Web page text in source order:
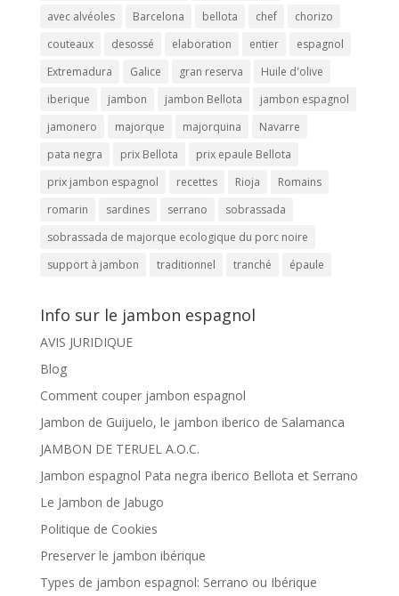
avec alvéoles
Barcelona bellota chef
chorizo
couteaux
desossé elaboration entier
espagnol
Extremadura
Galice gran reserva
Huile d'olive
iberique
jambon jambon Bellota
jambon espagnol
jamonero
majorque majorquina
Navarre
pata negra
prix Bellota
prix epaule Bellota
prix jambon espagnol
recettes Rioja
Romains
romarin
sardines serrano
sobrassada
sobrassada de majorque ecologique du porc noire
support à jambon
traditionnel tranché épaule
Info sur le jambon espagnol
AVIS JURIDIQUE
Blog
Comment couper jambon espagnol
Jambon de Guijuelo, le jambon iberico de Salamanca
JAMBON DE TERUEL A.O.C.
Jambon espagnol Pata negra iberico Bellota et Serrano
Le Jambon de Jabugo
Politique de Cookies
Preserver le jambon ibérique
Types de jambon espagnol: Serrano ou Ibérique